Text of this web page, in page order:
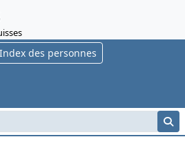
Index des personnes